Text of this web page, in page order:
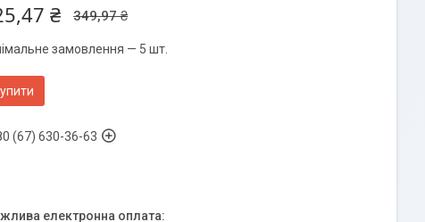
349,97 ₴
₴
замовлення — 5 шт.
(67) 630-36-63